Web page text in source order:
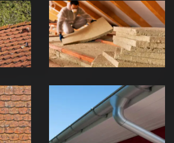
Isolation de
toiture 39
Jura
de
pose de
gouttière 39
Jura